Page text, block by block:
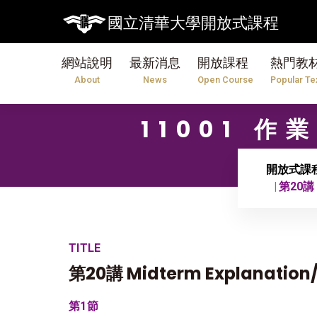
國立清華大學開放式課程
網站說明
About
最新消息
News
開放課程
Open Course
熱門教
Popular
11001 作
開放式課
第20
TITLE
第20講 Midterm
第1節